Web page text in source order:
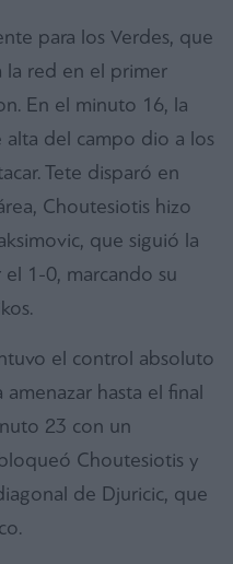
para los Verdes, que
la red en el primer
En el minuto 16, la
del campo dio a los
Tete disparó en
Choutesiotis hizo
que siguió la
1-0, marcando su
el control absoluto
hasta el final
23 con un
Choutesiotis y
de Djuricic, que